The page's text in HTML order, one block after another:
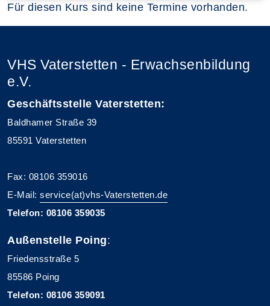
Für diesen Kurs sind keine Termine vorhanden.
VHS Vaterstetten - Erwachsenbildung
e.V.
Geschäftsstelle Vaterstetten:
Baldhamer Straße 39
85591 Vaterstetten
Fax: 08106 359016
E-Mail: service(at)vhs-Vaterstetten.de
Telefon: 08106 359035
Außenstelle Poing:
Friedensstraße 5
85586 Poing
Telefon: 08106 359091